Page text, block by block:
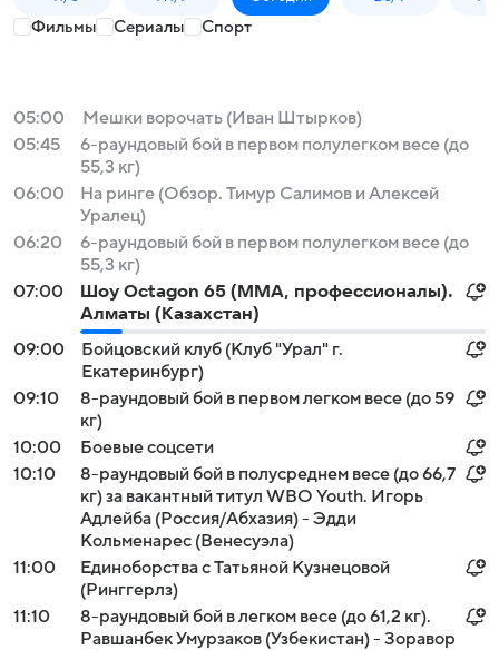
Фильмы Сериалы Спорт
05:00
Мешки ворочать (Иван Штырков)
05:45
6-раундовый бой в первом полулегком весе (до
55,3 кг)
06:00
На ринге (Обзор. Тимур Салимов и Алексей
Уралец)
06:20
6-раундовый бой в первом полулегком весе (до
55,3 кг)
07:00
Шоу Octagon 65 (MMA, профессионалы).
Алматы (Казахстан)
09:00
Бойцовский клуб (Клуб "Урал" г.
Екатеринбург)
09:10
8-раундовый бой в первом легком весе (до 59
кг)
10:00
Боевые соцсети
10:10
8-раундовый бой в полусреднем весе (до 66,7
кг) за вакантный титул WBO Youth. Игорь
Адлейба (Россия/Абхазия) - Эдди
Кольменарес (Венесуэла)
11:00
Единоборства с Татьяной Кузнецовой
(Ринггерлз)
11:10
8-раундовый бой в легком весе (до 61,2 кг).
Равшанбек Умурзаков (Узбекистан) - Зоравор